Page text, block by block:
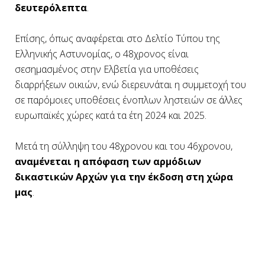
δευτερόλεπτα.
Επίσης, όπως αναφέρεται στο Δελτίο Τύπου της
Ελληνικής Αστυνομίας, ο 48χρονος είναι
σεσημασμένος στην Ελβετία για υποθέσεις
διαρρήξεων οικιών, ενώ διερευνάται η συμμετοχή του
σε παρόμοιες υποθέσεις ένοπλων ληστειών σε άλλες
ευρωπαϊκές χώρες κατά τα έτη 2024 και 2025.
Μετά τη σύλληψη του 48χρονου και του 46χρονου,
αναμένεται η απόφαση των αρμόδιων
δικαστικών Αρχών για την έκδοση στη χώρα
μας.